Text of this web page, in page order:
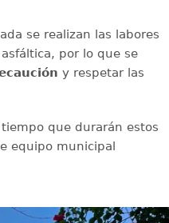
se realizan las labores
por lo que se
y respetar las
que durarán estos
equipo municipal